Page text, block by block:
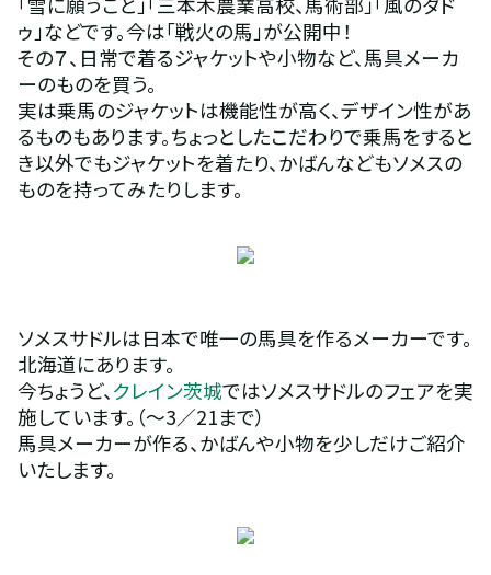
ゥ」などです。今は「戦火の馬」が公開中！
その７、日常で着るジャケットや小物など、馬具メーカ
ーのものを買う。
実は乗馬のジャケットは機能性が高く、デザイン性があ
るものもあります。ちょっとしたこだわりで乗馬をすると
き以外でもジャケットを着たり、かばんなどもソメスの
ものを持ってみたりします。
ソメスサドルは日本で唯一の馬具を作るメーカーです。
北海道にあります。
今ちょうど、クレイン茨城ではソメスサドルのフェアを実
施しています。（～3／21まで）
馬具メーカーが作る、かばんや小物を少しだけご紹介
いたします。